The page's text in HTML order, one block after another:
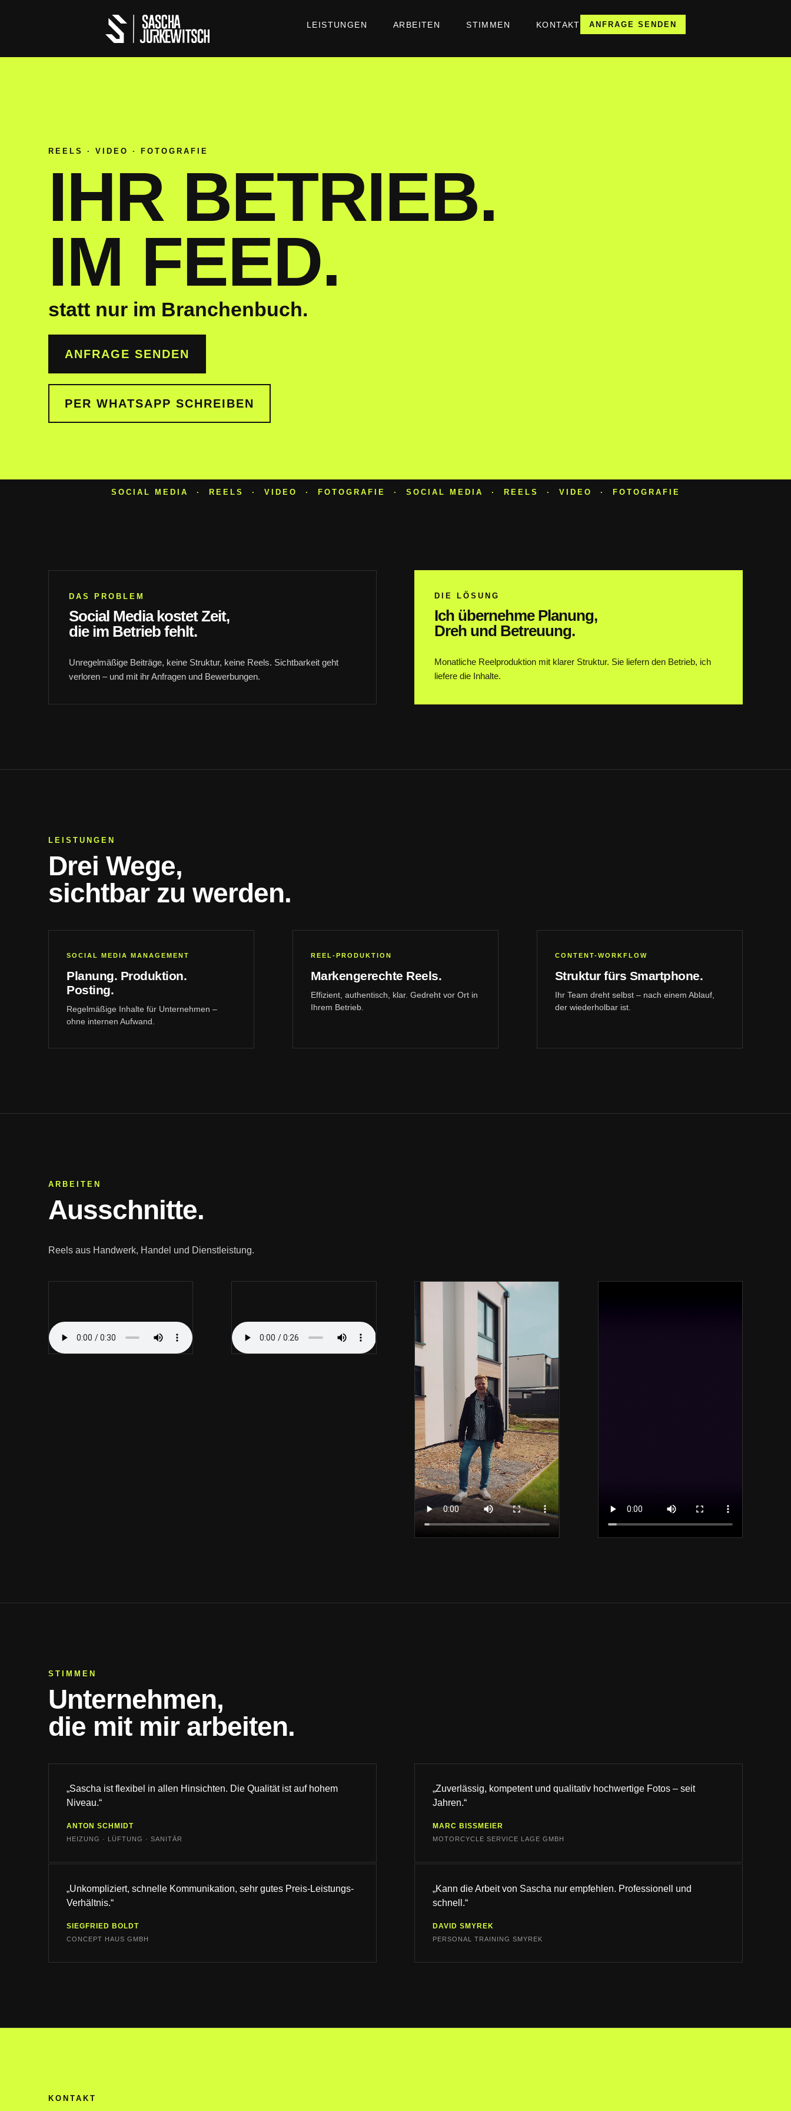
LEISTUNGEN ARBEITEN STIMMEN KONTAKT ANFRAGE SENDEN
REELS · VIDEO · FOTOGRAFIE
IHR BETRIEB.
IM FEED.
statt nur im Branchenbuch.
ANFRAGE SENDEN
PER WHATSAPP SCHREIBEN
SOCIAL MEDIA · REELS · VIDEO · FOTOGRAFIE · SOCIAL MEDIA · REELS · VIDEO · FOTOGRAFIE
DAS PROBLEM
Social Media kostet Zeit,
die im Betrieb fehlt.
Unregelmäßige Beiträge, keine Struktur, keine Reels. Sichtbarkeit geht
verloren – und mit ihr Anfragen und Bewerbungen.
DIE LÖSUNG
Ich übernehme Planung,
Dreh und Betreuung.
Monatliche Reelproduktion mit klarer Struktur. Sie liefern den Betrieb, ich
liefere die Inhalte.
LEISTUNGEN
Drei Wege,
sichtbar zu werden.
SOCIAL MEDIA MANAGEMENT
Planung. Produktion.
Posting.
Regelmäßige Inhalte für Unternehmen –
ohne internen Aufwand.
REEL-PRODUKTION
Markengerechte Reels.
Effizient, authentisch, klar. Gedreht vor Ort in
Ihrem Betrieb.
CONTENT-WORKFLOW
Struktur fürs Smartphone.
Ihr Team dreht selbst – nach einem Ablauf,
der wiederholbar ist.
ARBEITEN
Ausschnitte.
Reels aus Handwerk, Handel und Dienstleistung.
STIMMEN
Unternehmen,
die mit mir arbeiten.
„Sascha ist flexibel in allen Hinsichten. Die Qualität ist auf hohem
Niveau.“
ANTON SCHMIDT
HEIZUNG · LÜFTUNG · SANITÄR
„Zuverlässig, kompetent und qualitativ hochwertige Fotos – seit
Jahren.“
MARC BISSMEIER
MOTORCYCLE SERVICE LAGE GMBH
„Unkompliziert, schnelle Kommunikation, sehr gutes Preis-Leistungs-
Verhältnis.“
SIEGFRIED BOLDT
CONCEPT HAUS GMBH
„Kann die Arbeit von Sascha nur empfehlen. Professionell und
schnell.“
DAVID SMYREK
PERSONAL TRAINING SMYREK
KONTAKT